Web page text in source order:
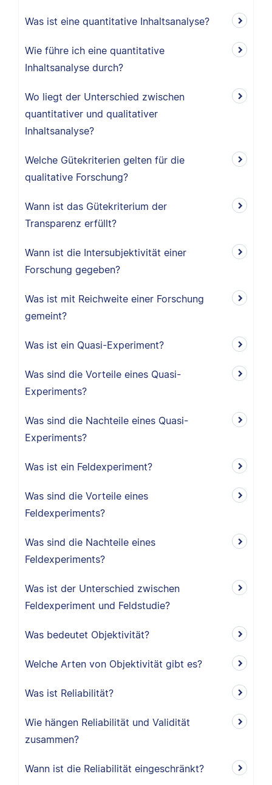
Was ist eine quantitative Inhaltsanalyse?
Wie führe ich eine quantitative
Inhaltsanalyse durch?
Wo liegt der Unterschied zwischen
quantitativer und qualitativer
Inhaltsanalyse?
Welche Gütekriterien gelten für die
qualitative Forschung?
Wann ist das Gütekriterium der
Transparenz erfüllt?
Wann ist die Intersubjektivität einer
Forschung gegeben?
Was ist mit Reichweite einer Forschung
gemeint?
Was ist ein Quasi-Experiment?
Was sind die Vorteile eines Quasi-
Experiments?
Was sind die Nachteile eines Quasi-
Experiments?
Was ist ein Feldexperiment?
Was sind die Vorteile eines
Feldexperiments?
Was sind die Nachteile eines
Feldexperiments?
Was ist der Unterschied zwischen
Feldexperiment und Feldstudie?
Was bedeutet Objektivität?
Welche Arten von Objektivität gibt es?
Was ist Reliabilität?
Wie hängen Reliabilität und Validität
zusammen?
Wann ist die Reliabilität eingeschränkt?